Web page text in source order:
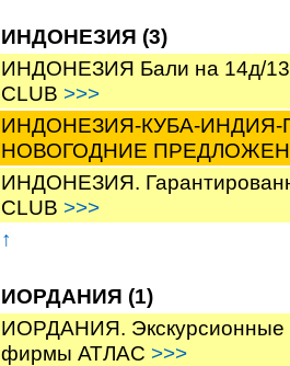
ИНДОНЕЗИЯ (3)
ИНДОНЕЗИЯ Бали на 14д/
CLUB >>>
ИНДОНЕЗИЯ-КУБА-ИНДИЯ-
НОВОГОДНИЕ
ИНДОНЕЗИЯ.
CLUB >>>
↑
ИОРДАНИЯ (1)
ИОРДАНИЯ. Экскурсионные
фирмы АТЛАС >>>